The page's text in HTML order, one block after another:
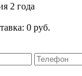
2 года
0 руб.